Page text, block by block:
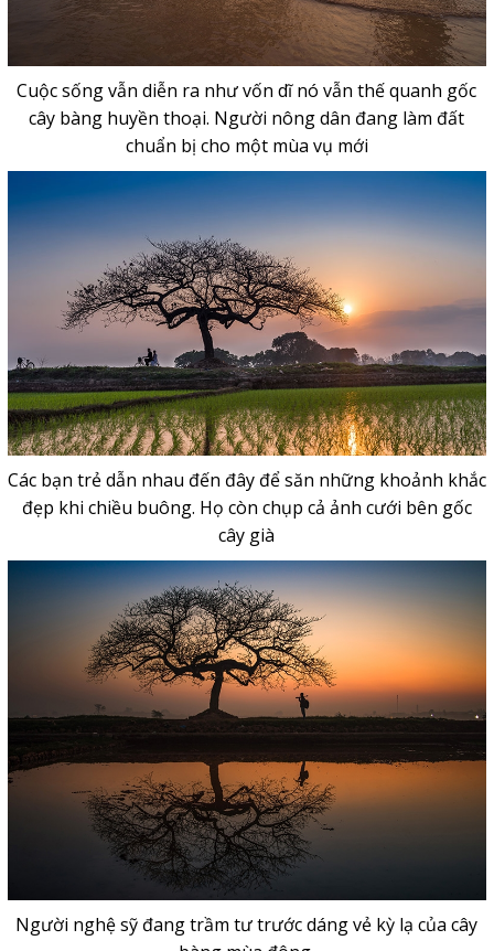
Cuộc sống vẫn diễn ra như vốn dĩ nó vẫn thế quanh gốc
cây bàng huyền thoại. Người nông dân đang làm đất
chuẩn bị cho một mùa vụ mới
Các bạn trẻ dẫn nhau đến đây để săn những khoảnh khắc
đẹp khi chiều buông. Họ còn chụp cả ảnh cưới bên gốc
cây già
Người nghệ sỹ đang trầm tư trước dáng vẻ kỳ lạ của cây